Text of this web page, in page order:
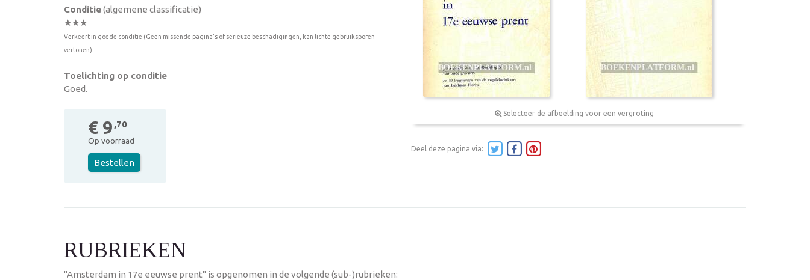
Conditie(algemene classificatie)
★★★
Verkeert in goede conditie (Geen missende pagina's of serieuze beschadigingen, kan lichte gebruiksporen
vertonen)
Toelichting op conditie
Goed.
€ 9 ,70
Op voorraad
Bestellen
Selecteer de afbeelding voor een vergroting
Deel deze pagina via:
RUBRIEKEN
"Amsterdam in 17e eeuwse prent" is opgenomen in de volgende (sub-)rubrieken: